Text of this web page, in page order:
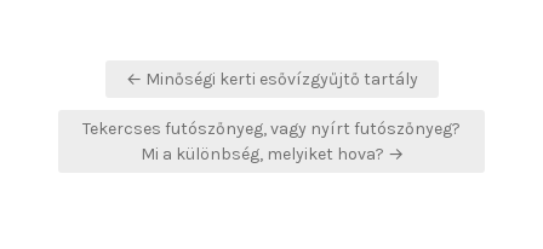
Bejegyzés← Minőségi kerti esővízgyűjtő tartály
Tekercses futószőnyeg, vagy nyírt futószőnyeg?
Mi a különbség, melyiket hova? →